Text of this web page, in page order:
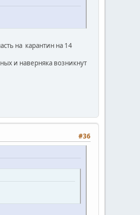
на карантин на 14
и наверняка возникнут
#36